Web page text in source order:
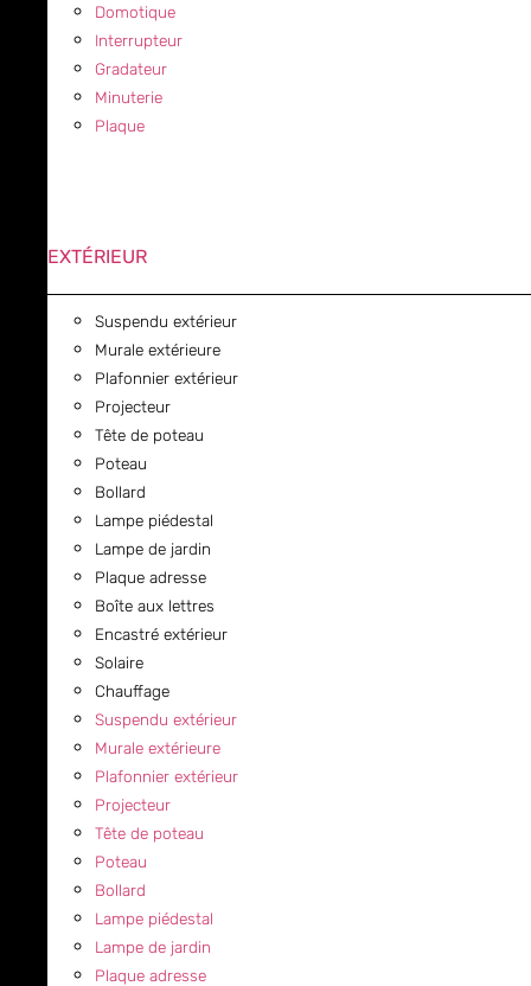
Domotique
Interrupteur
Gradateur
Minuterie
Plaque
EXTÉRIEUR
Suspendu extérieur
Murale extérieure
Plafonnier extérieur
Projecteur
Tête de poteau
Poteau
Bollard
Lampe piédestal
Lampe de jardin
Plaque adresse
Boîte aux lettres
Encastré extérieur
Solaire
Chauffage
Suspendu extérieur
Murale extérieure
Plafonnier extérieur
Projecteur
Tête de poteau
Poteau
Bollard
Lampe piédestal
Lampe de jardin
Plaque adresse